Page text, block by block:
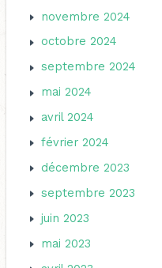
novembre 2024
octobre 2024
septembre 2024
mai 2024
avril 2024
février 2024
décembre 2023
septembre 2023
juin 2023
mai 2023